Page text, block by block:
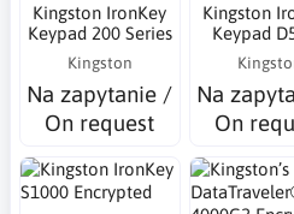
Kingston IronKey
Keypad 200 Series
Kingston
Na zapytanie /
On request
Kingston
Keypad
Na
On